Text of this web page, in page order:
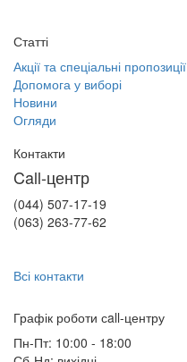
Статті
Акції та спеціальні пропозиції
Допомога у виборі
Новини
Огляди
Контакти
Call-центр
(044) 507-17-19
(063) 263-77-62
Всі контакти
Графік роботи сall-центру
Пн-Пт: 10:00 - 18:00